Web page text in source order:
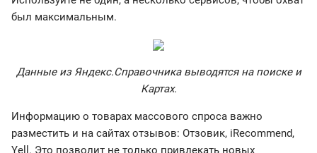
был максимальным.
Данные из Яндекс.Справочника выводятся на поиске и
Картах.
Информацию о товарах массового спроса важно
разместить и на сайтах отзывов: Отзовик, iRecommend,
Yell. Это позволит не только привлекать новых